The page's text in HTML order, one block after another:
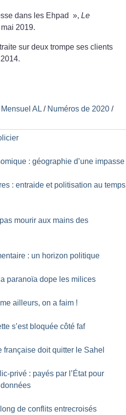
dans les Ehpad »,Le
2019.
sur deux trompe ses clients
Mensuel AL / Numéros de 2020 /
: géographie d’une impasse
: entraide et politisation au temps
mourir aux mains des
: un horizon politique
paranoïa dope les milices
ailleurs, on a faim !
s’est bloquée côté faf
française doit quitter le Sahel
privé : payés par l’État pour
de conflits entrecroisés